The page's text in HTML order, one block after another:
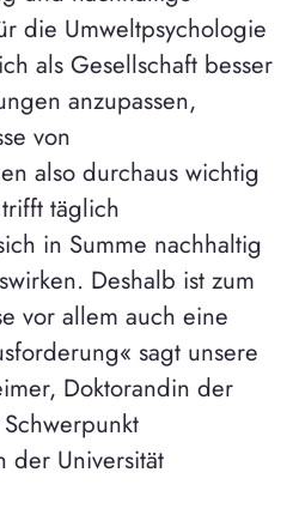
die Umweltpsychologie
als Gesellschaft besser
anzupassen,
von
also durchaus wichtig
täglich
in Summe nachhaltig
Deshalb ist zum
vor allem auch eine
sagt unsere
Doktorandin der
der Universität